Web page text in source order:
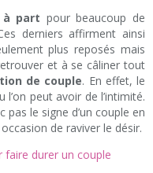
à part pour beaucoup de
derniers affirment ainsi
plus reposés mais
et à se câliner tout
de couple. En effet, le
peut avoir de l’intimité.
pas le signe d’un couple en
de raviver le désir.
faire durer un couple